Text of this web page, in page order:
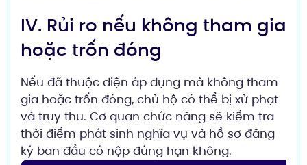
IV. Rủi ro nếu không tham gia
hoặc trốn đóng
Nếu đã thuộc diện áp dụng mà không tham
gia hoặc trốn đóng, chủ hộ có thể bị xử phạt
và truy thu. Cơ quan chức năng sẽ kiểm tra
thời điểm phát sinh nghĩa vụ và hồ sơ đăng
ký ban đầu có nộp đúng hạn không.